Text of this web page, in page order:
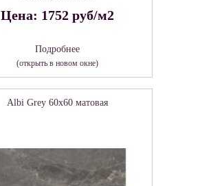
Цена: 1752 руб/м2
Подробнее
(открыть в новом окне)
Albi Grey 60х60 матовая